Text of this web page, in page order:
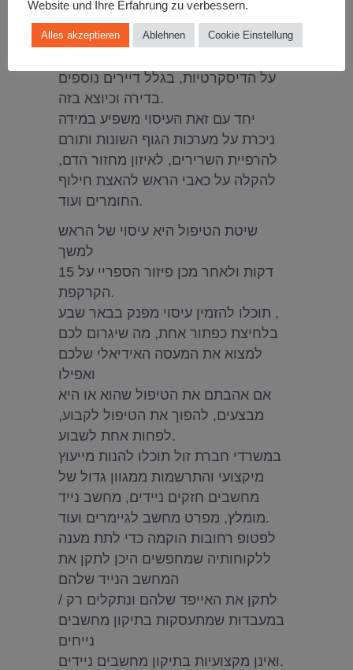
יחד עם זאת, יכול להיות שמסיבות רבות
ושונות, הזמנת הבחורה לדירה לא
על הדיסקרטיות, בגלל דיירים נוספים
בדירה וכיוצא בזה.
יחד עם זאת העיסוי משפיע במידה
ניכרת על מערכות הגוף השונות ותורם
להרפיית השרירים, לאיזון מחזור הדם,
להקלה על כאבי הראש להאצת חילוף
החומרים ועוד.
שיטת הטיפול היא עיסוי של הראש
למשך
15 דקות ולאחר מכן פיזור הספריי על
הקרקפת.
תוכלו להזמין עיסוי מפנק בבאר שבע ,
בלחיצת כפתור אחת, מה שיגרום לכם
למצוא את המעסה האידיאלי שלכם
ואפילו
אם אהבתם את הטיפול שהוא או היא
מבצעים, להפוך את הטיפול לקבוע,
לפחות אחת לשבוע.
במשרדי חברת זול תוכלו להנות מייעוץ
מיקצועי והתרשמות ממגוון גדול של
מחשבים חזקים ניידים, מחשב נייד
מומלץ, מפרט מחשב לגיימרים ועוד.
לפטופ רחובות הוקמה כדי לתת מענה
ללקוחותיה שמחפשים היכן לתקן את
המחשב הנייד שלהם
/ לתקן את האייפד שלהם ונתקלים רק
במעבדות שמתעסקות בתיקון מחשבים
נייחים
ואינן מקצועיות בתיקון מחשבים ניידים.
Website und Ihre Erfahrung zu verbessern.
Alles akzeptieren Ablehnen Cookie Einstellung